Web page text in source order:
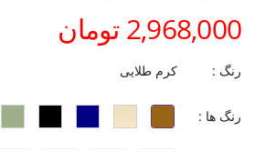
2,968,000 تومان
رنگ : کرم طلایی
رنگ ها :